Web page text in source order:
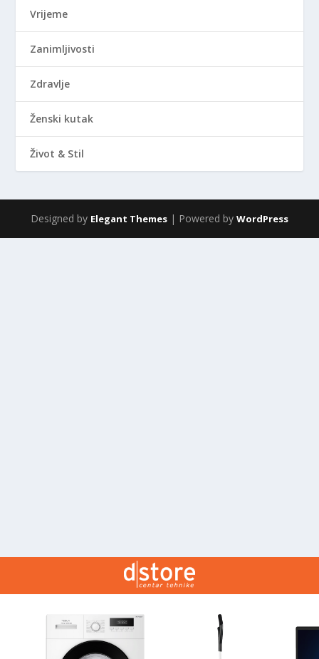
Vrijeme
Zanimljivosti
Zdravlje
Ženski kutak
Život & Stil
Designed by Elegant Themes | Powered by WordPress